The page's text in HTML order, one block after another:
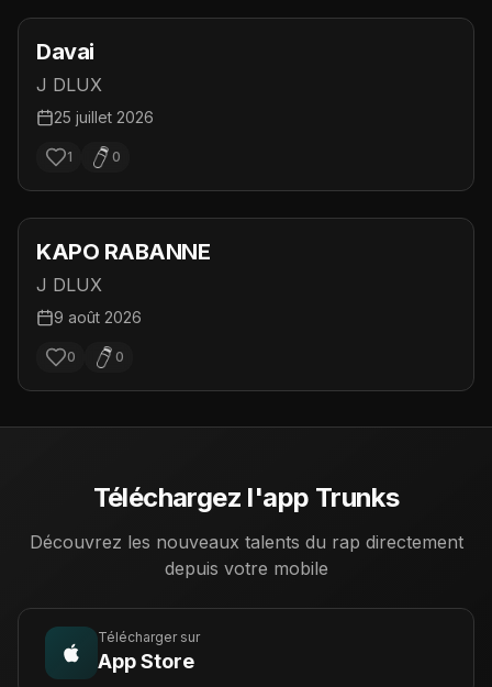
Davai
J DLUX
25 juillet 2026
1 0
KAPO RABANNE
J DLUX
9 août 2026
0 0
Téléchargez l'app Trunks
Découvrez les nouveaux talents du rap directement
depuis votre mobile
Télécharger sur
App Store